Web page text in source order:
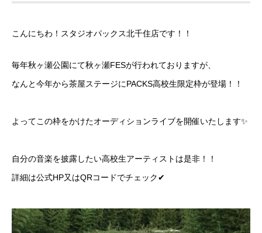
こんにちわ！スタジオパックス北千住店です！！
毎年秋ヶ瀬公園にて秋ヶ瀬FESが行われておりますが、
なんと今年から茶屋ステージにPACKS高校生限定枠が登場！！
よってこの枠をかけたオーディションライブを開催いたします✨
自分の音楽を披露したい高校生アーティストは是非！！
詳細は公式HP又はQRコードでチェック✔